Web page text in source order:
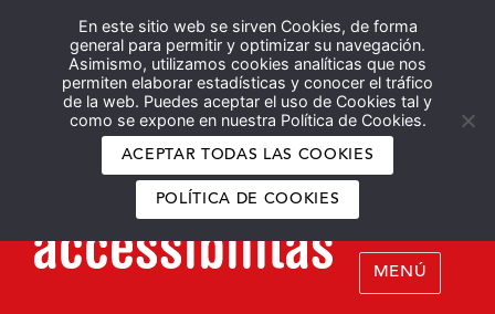
En este sitio web se sirven Cookies, de forma
general para permitir y optimizar su navegación.
Asimismo, utilizamos cookies analíticas que nos
permiten elaborar estadísticas y conocer el tráfico
de la web. Puedes aceptar el uso de Cookies tal y
como se expone en nuestra Política de Cookies.
ACEPTAR TODAS LAS COOKIES
POLÍTICA DE COOKIES
Español English
MENÚ